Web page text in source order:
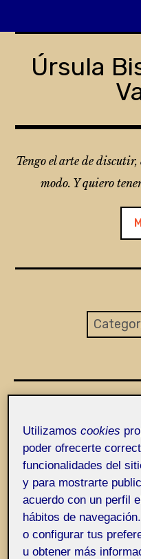
contentÚrsula
Tengo el arte de
modo. Y quiero
Entrada de
Utilizamoscookies
poder ofrecerte
funcionalidades del
y para mostrarte
acuerdo con un perfil
hábitos de
o configurar tus
u obtener más